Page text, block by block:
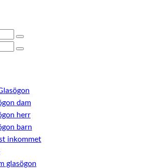
dam
herr
barn
inkommet
glasögon